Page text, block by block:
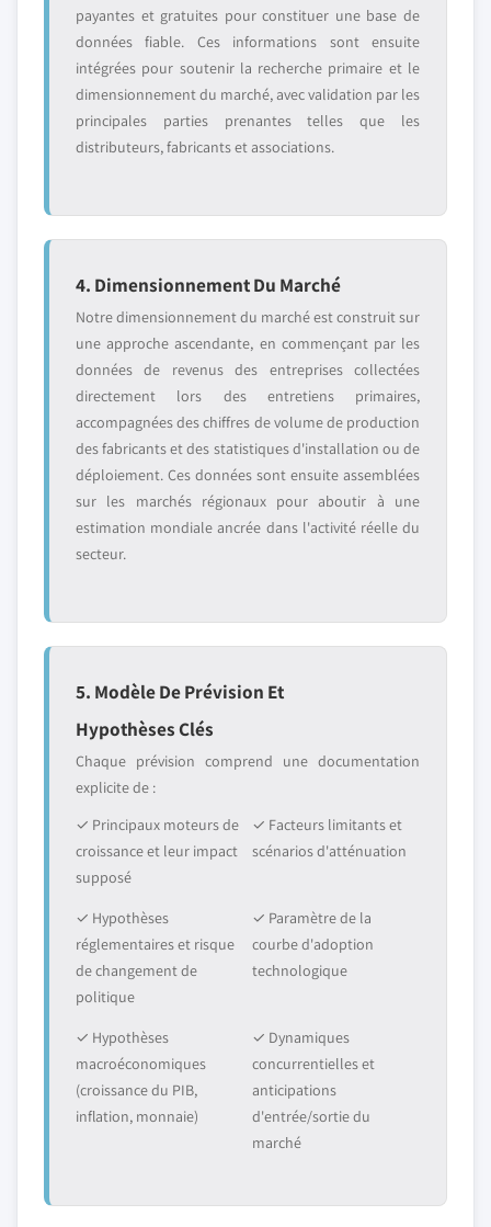
payantes et gratuites pour constituer une base de
données fiable. Ces informations sont ensuite
intégrées pour soutenir la recherche primaire et le
dimensionnement du marché, avec validation par les
principales parties prenantes telles que les
distributeurs, fabricants et associations.
4. Dimensionnement Du Marché
Notre dimensionnement du marché est construit sur
une approche ascendante, en commençant par les
données de revenus des entreprises collectées
directement lors des entretiens primaires,
accompagnées des chiffres de volume de production
des fabricants et des statistiques d'installation ou de
déploiement. Ces données sont ensuite assemblées
sur les marchés régionaux pour aboutir à une
estimation mondiale ancrée dans l'activité réelle du
secteur.
5. Modèle De Prévision Et
Hypothèses Clés
Chaque prévision comprend une documentation
explicite de :
✓ Principaux moteurs de
croissance et leur impact
supposé
✓ Facteurs limitants et
scénarios d'atténuation
✓ Hypothèses
réglementaires et risque
de changement de
politique
✓ Paramètre de la
courbe d'adoption
technologique
✓ Hypothèses
macroéconomiques
(croissance du PIB,
inflation, monnaie)
✓ Dynamiques
concurrentielles et
anticipations
d'entrée/sortie du
marché